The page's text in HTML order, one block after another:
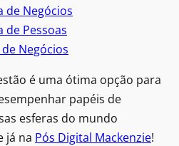
de Negócios
de Pessoas
Negócios
é uma ótima opção para
papéis de
esferas do mundo
já na Pós Digital Mackenzie!